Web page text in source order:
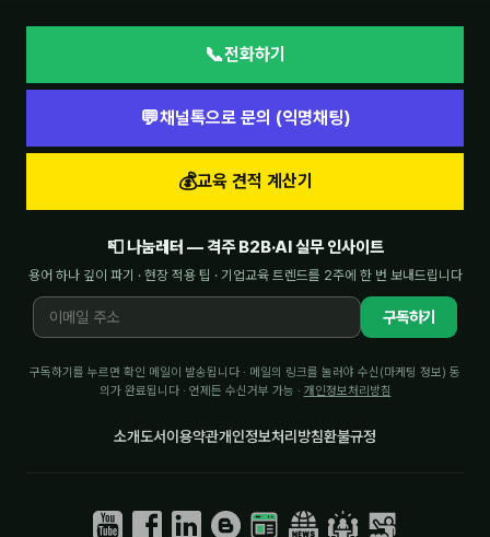
📞전화하기
💬채널톡으로 문의 (익명채팅)
💰교육 견적 계산기
📮 나눔레터 — 격주 B2B·AI 실무 인사이트
용어 하나 깊이 파기 · 현장 적용 팁 · 기업교육 트렌드를 2주에 한 번 보내드립니다
구독하기
구독하기를 누르면 확인 메일이 발송됩니다 · 메일의 링크를 눌러야 수신(마케팅 정보) 동
의가 완료됩니다 · 언제든 수신거부 가능 · 개인정보처리방침
소개도서이용약관개인정보처리방침환불규정